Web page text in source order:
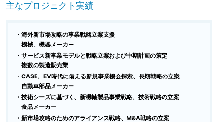
主なプロジェクト実績
・海外新市場攻略の事業戦略立案支援
機械、機器メーカー
・サービス新事業モデルと戦略立案および中期計画の策定
複数の製造販売業
・CASE、EV時代に備える新規事業機会探索、長期戦略の立案
自動車部品メーカー
・技術シーズに基づく、新機軸製品事業戦略、技術戦略の立案
食品メーカー
・新市場攻略のためのアライアンス戦略、M&A戦略の立案